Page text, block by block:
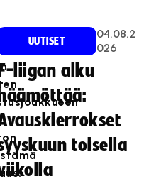
UUTISET
04.08.2
026
liigan alku
toisella